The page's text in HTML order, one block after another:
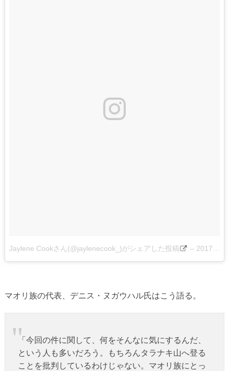
Jaylene Cookさん(@jaylenecook_)がシェアした投稿 – 2017 4月 10 1:17午前 PDT
マオリ族の代表、デニス・ヌガウハル氏はこう語る。
「今回の件に関して、何をそんなに気にするんだ、
という人も多いだろう。もちろんタラナキ山へ登る
ことを批判しているわけじゃない。マオリ族にとっ